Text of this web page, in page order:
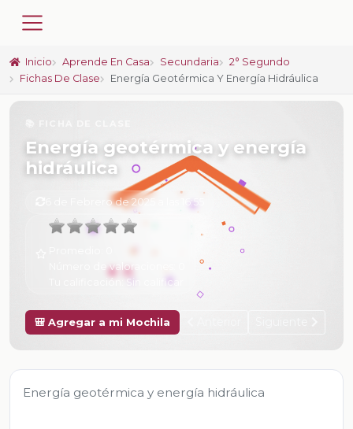
Inicio Aprende En Casa Secundaria
2° Segundo
Fichas De Clase
Energía Geotérmica Y Energía Hidráulica
Energía geotérmica y energía
hidráulica
6 de Febrero de 2025 a las 16:55
Número de valoraciones:
Tu calificación: Sin calificar
🎒 Agregar a mi Mochila
Energía geotérmica y energía hidráulica